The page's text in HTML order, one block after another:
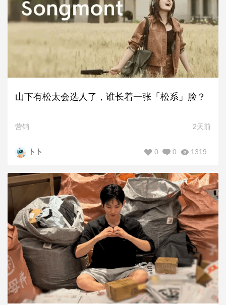
山下有松太会选人了，谁长着一张「松系」脸？
营销 2天前
卜卜 1319
0
0